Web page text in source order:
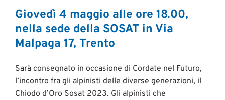
Giovedì 4 maggio alle ore 18.00,
nella sede della SOSAT in Via
Malpaga 17, Trento
Sarà consegnato in occasione di Cordate nel Futuro,
l’incontro fra gli alpinisti delle diverse generazioni, il
Chiodo d’Oro Sosat 2023. Gli alpinisti che